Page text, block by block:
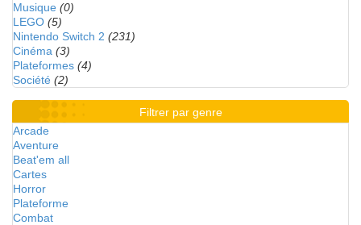
Musique (0)
LEGO (5)
Nintendo Switch 2 (231)
Cinéma (3)
Plateformes (4)
Société (2)
Filtrer par genre
Arcade
Aventure
Beat'em all
Cartes
Horror
Plateforme
Combat